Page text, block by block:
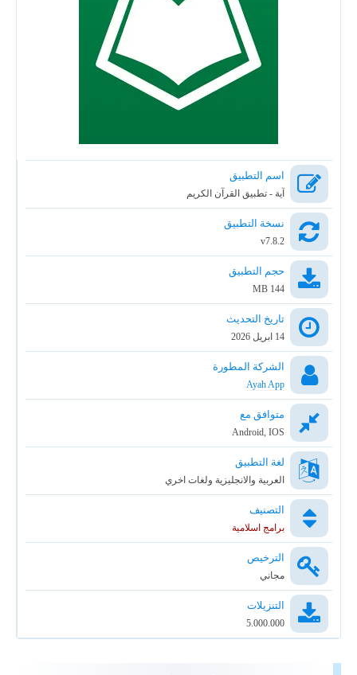
اسم التطبيق
آية - تطبيق القرآن الكريم
نسخة التطبيق
v7.8.2
حجم التطبيق
144 MB
تاريخ التحديث
14 ابريل 2026
الشركة المطورة
Ayah App
متوافق مع
Android, IOS
لغة التطبيق
العربية والانجليزية ولغات اخري
التصنيف
برامج اسلامية
الترخيص
مجاني
التنزيلات
5.000.000